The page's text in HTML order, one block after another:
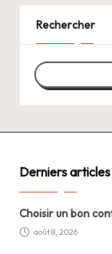
Rechercher
Derniers articles
Choisir un bon
août 8, 2026